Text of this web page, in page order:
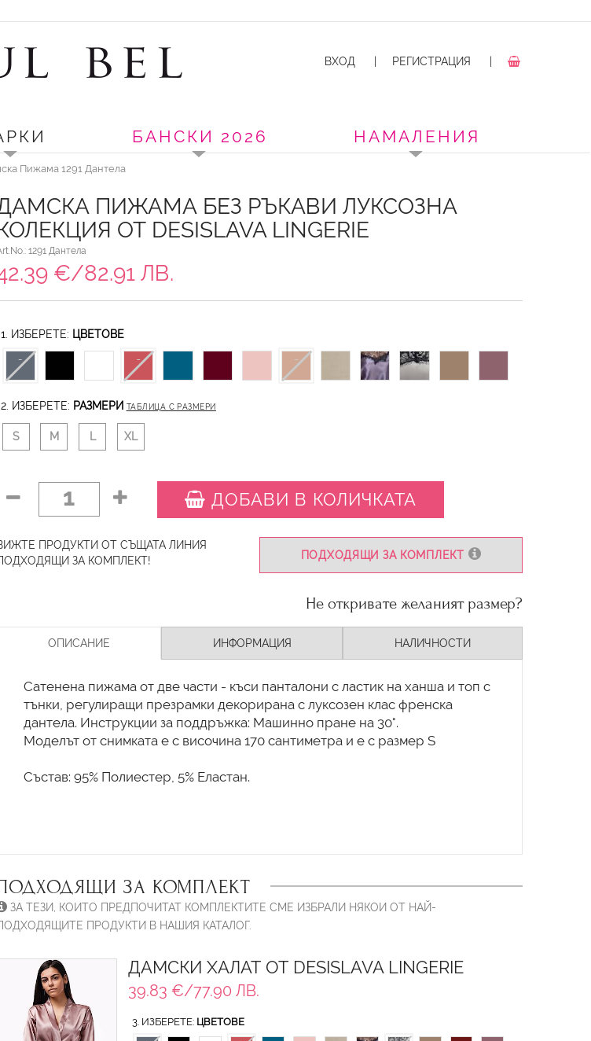
ВХОД РЕГИСТРАЦИЯ
БАНСКИ 2026 НАМАЛЕНИЯ
Пижама 1291 Дантела
ПИЖАМА БЕЗ РЪКАВИ ЛУКСОЗНА
ОТ DESISLAVA LINGERIE
1291 Дантела
€/82.91 ЛВ.
1. ИЗБЕРЕТЕ: ЦВЕТОВЕ
2. ИЗБЕРЕТЕ: РАЗМЕРИ ТАБЛИЦА С РАЗМЕРИ
S M L XL
1 ДОБАВИ В КОЛИЧКАТА
ПОДХОДЯЩИ ЗА КОМПЛЕКТ
ПРОДУКТИ ОТ СЪЩАТА ЛИНИЯ
ЗА КОМПЛЕКТ!
Не откривате желаният размер?
ОПИСАНИЕ ИНФОРМАЦИЯ НАЛИЧНОСТИ
Сатенена пижама от две части - къси панталони с ластик на ханша и топ с
тънки, регулиращи презрамки декорирана с луксозен клас френска
дантела. Инструкции за поддръжка: Машинно пране на 30°.
Моделът от снимката е с височина 170 сантиметра и е с размер S
Състав: 95% Полиестер, 5% Еластан.
ЗА КОМПЛЕКТ
ЗА ТЕЗИ, КОИТО ПРЕДПОЧИТАТ КОМПЛЕКТИТЕ СМЕ ИЗБРАЛИ НЯКОИ ОТ НАЙ-
ПРОДУКТИ В НАШИЯ КАТАЛОГ.
ДАМСКИ ХАЛАТ ОТ DESISLAVA LINGERIE
39.83 €/77.90 ЛВ.
3. ИЗБЕРЕТЕ: ЦВЕТОВЕ